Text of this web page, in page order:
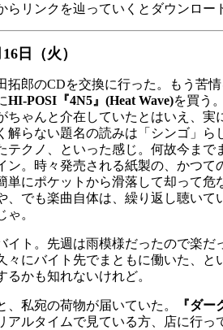
らリンクを辿っていくとダウンロー
日（火）
郎のCDを交換に行った。もう苦
HI-POSI『4N5』(Heat Wave)を買う
ちゃんと介在していたとはいえ、実
らない題名の読みは「シンゴ」ら
テクノ、といった感じ。何故今ま
ン。時々発売される紙製の、かつ
単にポケットから滑落して却って
、でも楽曲自体は、繰り返し聴い
ゃ。
ト。先週は雨模様だったので楽だ
々にバイト先でまともに働いた、
るかも知れないけれど。
私宛の荷物が届いていた。 『ダ
アルタイムで見ている方、店に行